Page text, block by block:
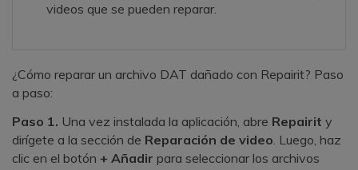
videos que se pueden reparar.
¿Cómo reparar un archivo DAT dañado con Repairit? Paso
a paso:
Paso 1. Una vez instalada la aplicación, abre Repairit y
dirígete a la sección de Reparación de video . Luego, haz
clic en el botón + Añadir para seleccionar los archivos